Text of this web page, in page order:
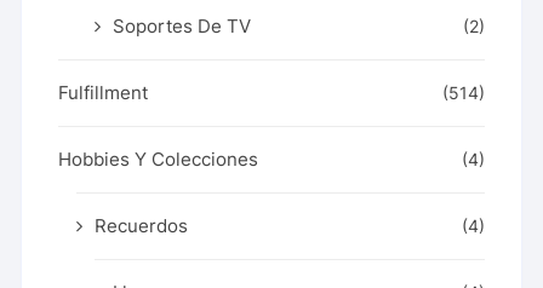
Soportes De TV (2)
Fulfillment (514)
Hobbies Y Colecciones (4)
Recuerdos (4)